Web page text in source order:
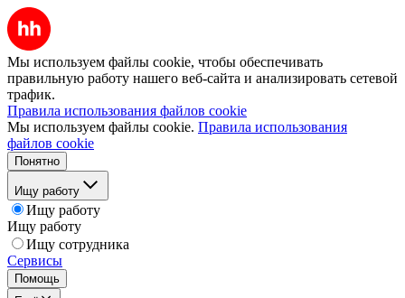
Мы используем файлы cookie, чтобы обеспечивать
правильную работу нашего веб-сайта и анализировать сетевой
трафик.
Правила использования файлов cookie
Мы используем файлы cookie. Правила использования
файлов cookie
Понятно
Ищу работу
Ищу работу
Ищу работу
Ищу сотрудника
Сервисы
Помощь